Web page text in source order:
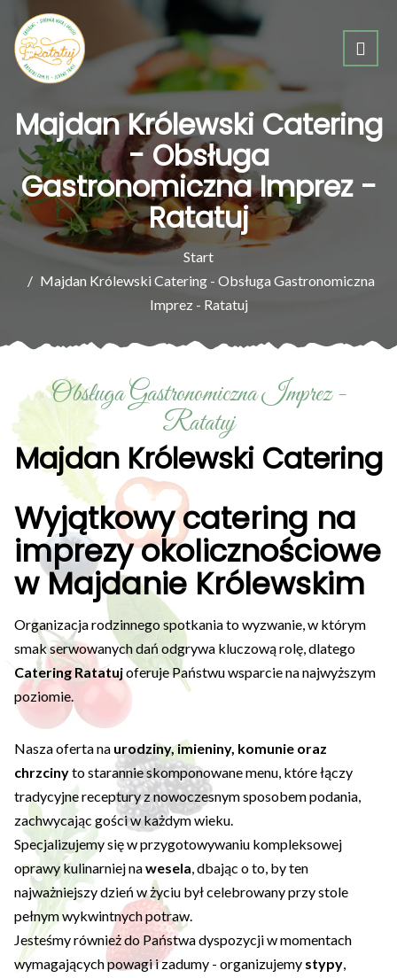
Majdan Królewski Catering
- Obsługa
Gastronomiczna Imprez -
Ratatuj
Start
Majdan Królewski Catering - Obsługa Gastronomiczna
Imprez - Ratatuj
Obsługa Gastronomiczna Imprez -
Ratatuj
Majdan Królewski Catering
Wyjątkowy catering na
imprezy okolicznościowe
w Majdanie Królewskim
Organizacja rodzinnego spotkania to wyzwanie, w którym
smak serwowanych dań odgrywa kluczową rolę, dlatego
Catering Ratatujoferuje Państwu wsparcie na najwyższym
poziomie.
Nasza oferta na urodziny, imieniny, komunie oraz
chrzcinyto starannie skomponowane menu, które łączy
tradycyjne receptury z nowoczesnym sposobem podania,
zachwycając gości w każdym wieku.
Specjalizujemy się w przygotowywaniu kompleksowej
oprawy kulinarniej nawesela, dbając o to, by ten
najważniejszy dzień w życiu był celebrowany przy stole
pełnym wykwintnych potraw.
Jesteśmy również do Państwa dyspozycji w momentach
wymagających powagi i zadumy - organizujemy stypy,